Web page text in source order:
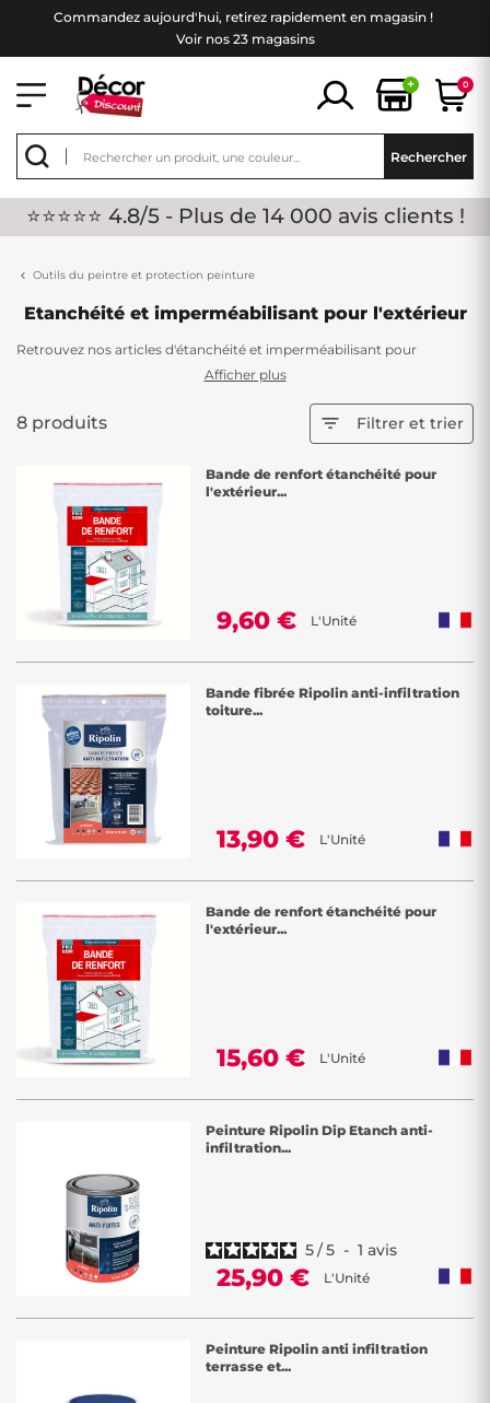
Commandez aujourd'hui, retirez rapidement en magasin !
Voir nos 23 magasins
+ 0
Rechercher
⭐⭐⭐⭐⭐ 4.8/5 - Plus de 14 000 avis clients !
Outils du peintre et protection peinture
Etanchéité et imperméabilisant pour l'extérieur
Retrouvez nos articles d'étanchéité et imperméabilisant pour
l'extérieur. Que ce soit pour votre toiture ou votre terrasse, nos
le faire, les extérieurs sont directement exposés aux intempéries.
N'attendez plus, de nombreux coloris sont disponibles pour vous.
Afficher plus
8 produits  Filtrer et trier
Bande de renfort étanchéité pour
l'extérieur...
9,60 € L'Unité
Bande fibrée Ripolin anti-infiltration
toiture...
13,90 € L'Unité
Bande de renfort étanchéité pour
l'extérieur...
15,60 € L'Unité
Peinture Ripolin Dip Etanch anti-
infiltration...
5/5 - 1 avis
25,90 € L'Unité
Peinture Ripolin anti infiltration
terrasse et...